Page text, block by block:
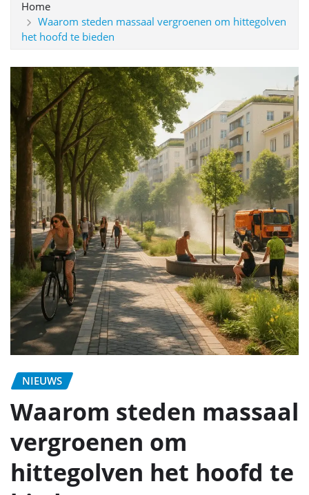
Home
Waarom steden massaal vergroenen om hittegolven
het hoofd te bieden
NIEUWS
Waarom steden massaal
vergroenen om
hittegolven het hoofd te